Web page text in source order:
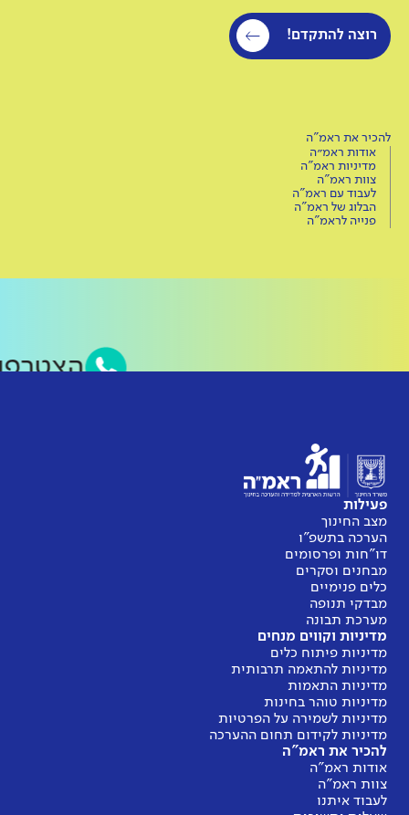
להכיר את ראמ"ה
אודות ראמ״ה
מדיניות ראמ"ה
צוות ראמ"ה
לעבוד עם ראמ"ה
הבלוג של ראמ"ה
פנייה לראמ"ה
רוצה להתקדם!
פעילות
מצב החינוך
הערכה בתשפ"ו
דו"חות ופרסומים
מבחנים וסקרים
כלים פנימיים
מבדקי תנופה
מערכת תבונה
מדיניות וקווים מנחים
מדיניות פיתוח כלים
מדיניות להתאמה תרבותית
מדיניות התאמות
מדיניות טוהר בחינות
מדיניות לשמירה על הפרטיות
מדיניות לקידום תחום ההערכה
להכיר את ראמ"ה
אודות ראמ"ה
צוות ראמ"ה
לעבוד איתנו